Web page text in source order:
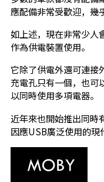
應配備非常受歡迎，幾
如上述，現在非常少人
作為供電裝置使用。
它除了供電外還可連接
充電孔只有一個，也可
以同時使用多項電器。
近年來也開始推出同時
因應USB廣泛使用的現